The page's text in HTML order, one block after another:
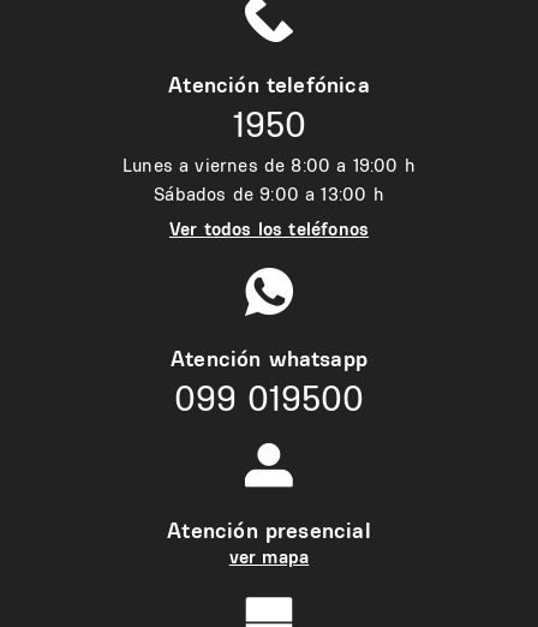
Atención telefónica
1950
Lunes a viernes de 8:00 a 19:00 h
Sábados de 9:00 a 13:00 h
Ver todos los teléfonos
Atención whatsapp
099 019500
Atención presencial
ver mapa